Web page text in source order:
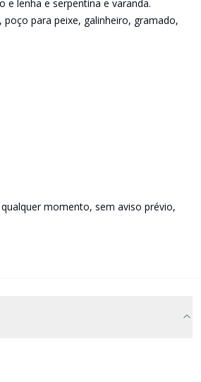
e lenha e serpentina e varanda.
para peixe, galinheiro, gramado,
momento, sem aviso prévio,